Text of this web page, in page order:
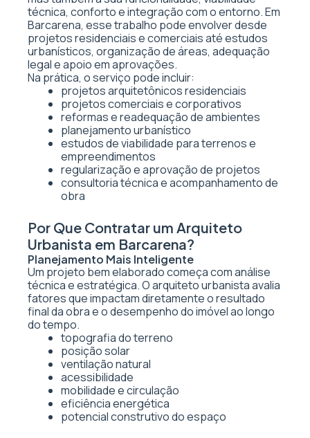
técnica, conforto e integração com o entorno. Em
Barcarena, esse trabalho pode envolver desde
projetos residenciais e comerciais até estudos
urbanísticos, organização de áreas, adequação
legal e apoio em aprovações.
Na prática, o serviço pode incluir:
projetos arquitetônicos residenciais
projetos comerciais e corporativos
reformas e readequação de ambientes
planejamento urbanístico
estudos de viabilidade para terrenos e
empreendimentos
regularização e aprovação de projetos
consultoria técnica e acompanhamento de
obra
Por Que Contratar um Arquiteto
Urbanista em Barcarena?
Planejamento Mais Inteligente
Um projeto bem elaborado começa com análise
técnica e estratégica. O arquiteto urbanista avalia
fatores que impactam diretamente o resultado
final da obra e o desempenho do imóvel ao longo
do tempo.
topografia do terreno
posição solar
ventilação natural
acessibilidade
mobilidade e circulação
eficiência energética
potencial construtivo do espaço